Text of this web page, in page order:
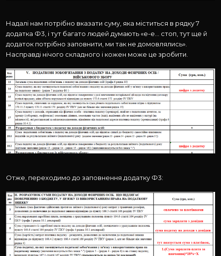
Надалі нам потрібно вказати суму, яка міститься в рядку 7
додатка Ф3, і тут багато людей думають «е-е… стоп, тут ще й
додаток потрібно заповнити, ми так не домовлялись».
Насправді нічого складного і кожен може це зробити.
Отже, переходимо до заповнення додатку Ф3: